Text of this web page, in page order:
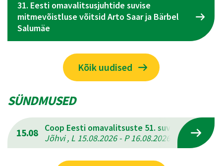
Spordiliidu Jõud üldkogu koosolek toimub
Kõik uudised
SÜNDMUSED
15.08
Coop Eesti omavalitsuste 51. suvemängud
Jõhvi , L 15.08.2026 - P 16.08.2026